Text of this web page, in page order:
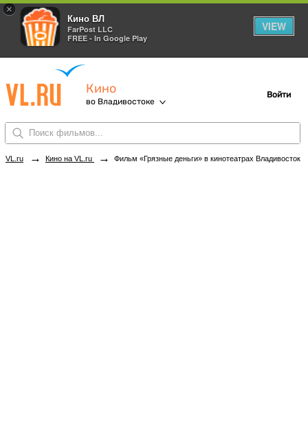
×
Кино ВЛ
FarPost LLC
FREE - In Google Play
VIEW
Кино
во Владивостоке
Войти
VL.ru → Кино на VL.ru → Фильм «Грязные деньги» в кинотеатрах Владивостока. Купить билеты!